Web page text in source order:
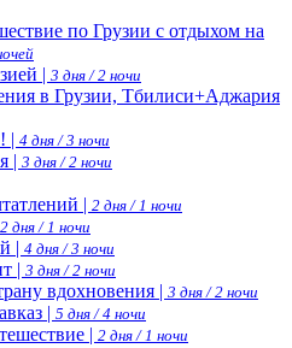
по Грузии с отдыхом на
| 3 дня / 2 ночи
в Грузии, Тбилиси+Аджария
| 4 дня / 3 ночи
| 3 дня / 2 ночи
| 2 дня / 1 ночи
2 дня / 1 ночи
| 4 дня / 3 ночи
| 3 дня / 2 ночи
вдохновения | 3 дня / 2 ночи
| 5 дня / 4 ночи
| 2 дня / 1 ночи